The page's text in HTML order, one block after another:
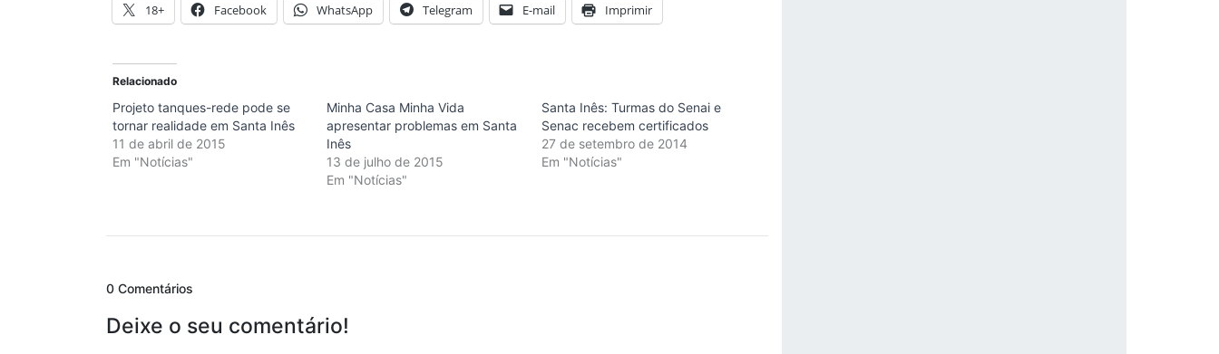
18+ Facebook WhatsApp Telegram E-mail Imprimir
Relacionado
Projeto tanques-rede pode se
tornar realidade em Santa Inês
11 de abril de 2015
Em "Notícias"
Minha Casa Minha Vida
apresentar problemas em Santa
Inês
13 de julho de 2015
Em "Notícias"
Santa Inês: Turmas do Senai e
Senac recebem certificados
27 de setembro de 2014
Em "Notícias"
0 Comentários
Deixe o seu comentário!